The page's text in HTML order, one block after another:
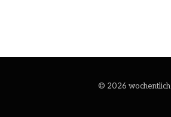
© 2026 wochentlich